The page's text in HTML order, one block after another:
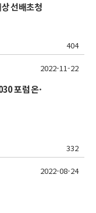
선배초청
404
포럼 온·
332
2022-11-22
2022-08-24